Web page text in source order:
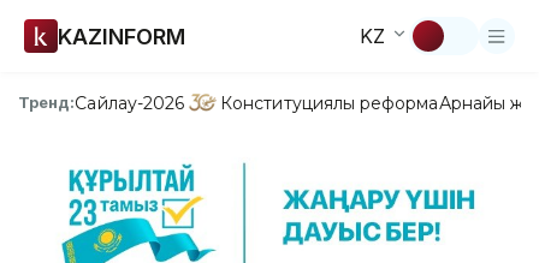
KAZINFORM KZ
Тренд:Сайлау-2026 Конституциялық реформаАрнайы